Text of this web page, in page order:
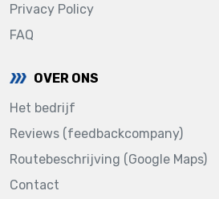
Privacy Policy
FAQ
OVER ONS
Het bedrijf
Reviews (feedbackcompany)
Routebeschrijving (Google Maps)
Contact